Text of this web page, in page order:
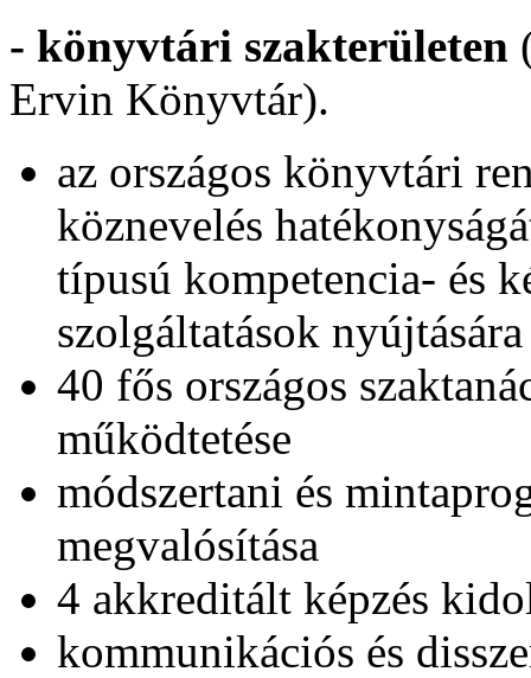
- könyvtári szakterületen
Ervin Könyvtár).
az országos könyvtári
köznevelés
típusú kompetencia- és
szolgáltatások nyújtására
40 fős országos
működtetése
módszertani és
megvalósítása
4 akkreditált képzés
kommunikációs és